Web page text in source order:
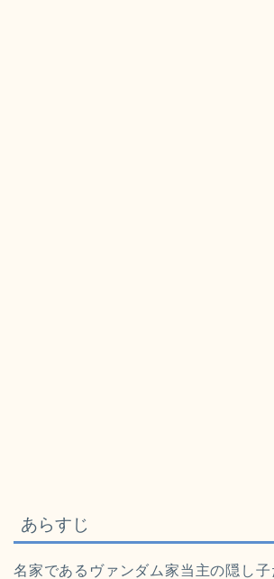
あらすじ
名家であるヴァンダム家当主の隠し